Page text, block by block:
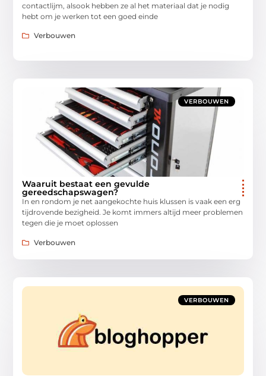
contactlijm, alsook hebben ze al het materiaal dat je nodig
hebt om je werken tot een goed einde
Verbouwen
VERBOUWEN
Waaruit bestaat een gevulde
gereedschapswagen?
In en rondom je net aangekochte huis klussen is vaak een erg
tijdrovende bezigheid. Je komt immers altijd meer problemen
tegen die je moet oplossen
Verbouwen
VERBOUWEN